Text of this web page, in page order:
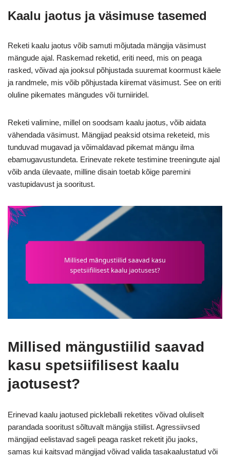
Kaalu jaotus ja väsimuse tasemed
Reketi kaalu jaotus võib samuti mõjutada mängija väsimust
mängude ajal. Raskemad reketid, eriti need, mis on peaga
rasked, võivad aja jooksul põhjustada suuremat koormust käele
ja randmele, mis võib põhjustada kiiremat väsimust. See on eriti
oluline pikemates mängudes või turniiridel.
Reketi valimine, millel on soodsam kaalu jaotus, võib aidata
vähendada väsimust. Mängijad peaksid otsima reketeid, mis
tunduvad mugavad ja võimaldavad pikemat mängu ilma
ebamugavustundeta. Erinevate rekete testimine treeningute ajal
võib anda ülevaate, milline disain toetab kõige paremini
vastupidavust ja sooritust.
Millised mängustiilid saavad
kasu spetsiifilisest kaalu
jaotusest?
Erinevad kaalu jaotused pickleballi reketites võivad oluliselt
parandada sooritust sõltuvalt mängija stiilist. Agressiivsed
mängijad eelistavad sageli peaga rasket reketit jõu jaoks,
samas kui kaitsvad mängijad võivad valida tasakaalustatud või